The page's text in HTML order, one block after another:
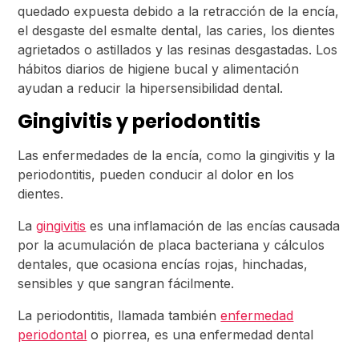
quedado expuesta debido a la retracción de la encía,
el desgaste del esmalte dental, las caries, los dientes
agrietados o astillados y las resinas desgastadas. Los
hábitos diarios de higiene bucal y alimentación
ayudan a reducir la hipersensibilidad dental.
Gingivitis y periodontitis
Las enfermedades de la encía, como la gingivitis y la
periodontitis, pueden conducir al dolor en los
dientes.
Lagingivitis es una inflamación de las encías causada
por la acumulación de placa bacteriana y cálculos
dentales, que ocasiona encías rojas, hinchadas,
sensibles y que sangran fácilmente.
La periodontitis, llamada tambiénenfermedad
periodontal o piorrea, es una enfermedad dental